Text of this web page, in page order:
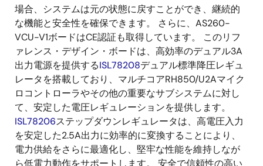
場合、システムは元の状態に戻すことができ、継続的
な機能と安全性を確保できます。 さらに、AS260-
VCU-V1ボードはCE認証も取得しています。 このリフ
ァレンス・デザイン・ボードは、高効率のデュアル3A
出力電源を提供するISL78208デュアル標準降圧レギュ
レータを搭載しており、マルチコアRH850/U2Aマイク
ロコントローラやその他の重要なサブシステムに対し
て、安定した電圧レギュレーションを提供します。
ISL78206ステップダウンレギュレータは、高電圧入力
を安定した2.5A出力に効率的に変換することにより、
電力供給をさらに最適化し、堅牢な性能を維持しなが